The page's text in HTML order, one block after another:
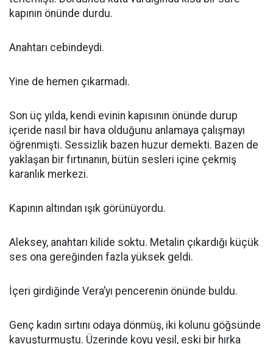
kapının önünde durdu.
Anahtarı cebindeydi.
Yine de hemen çıkarmadı.
Son üç yılda, kendi evinin kapısının önünde durup
içeride nasıl bir hava olduğunu anlamaya çalışmayı
öğrenmişti. Sessizlik bazen huzur demekti. Bazen de
yaklaşan bir fırtınanın, bütün sesleri içine çekmiş
karanlık merkezi.
Kapının altından ışık görünüyordu.
Aleksey, anahtarı kilide soktu. Metalin çıkardığı küçük
ses ona gereğinden fazla yüksek geldi.
İçeri girdiğinde Vera’yı pencerenin önünde buldu.
Genç kadın sırtını odaya dönmüş, iki kolunu göğsünde
kavuşturmuştu. Üzerinde koyu yeşil, eski bir hırka